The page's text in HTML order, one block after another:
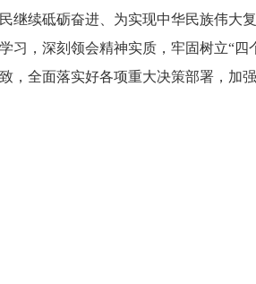
继续砥砺奋进、为实现中华民族伟大
习，深刻领会精神实质，牢固树立“
，全面落实好各项重大决策部署，加